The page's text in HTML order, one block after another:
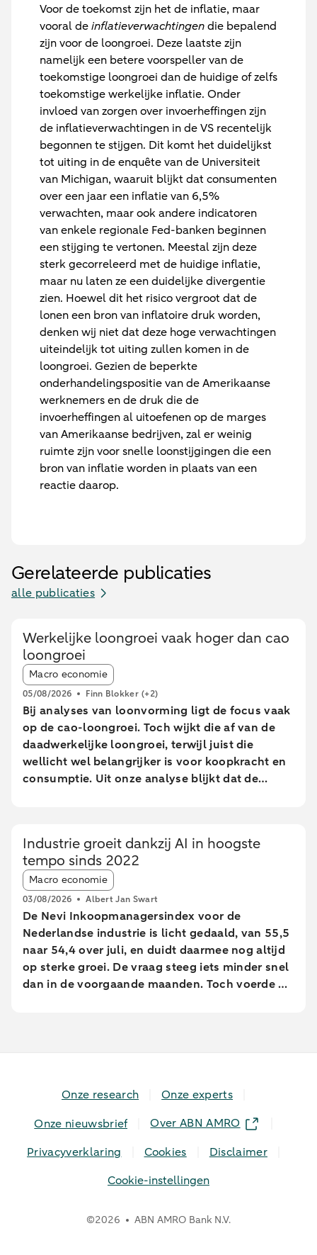
Voor de toekomst zijn het de inflatie, maar
vooral deinflatieverwachtingendie bepalend
zijn voor de loongroei. Deze laatste zijn
namelijk een betere voorspeller van de
toekomstige loongroei dan de huidige of zelfs
toekomstige werkelijke inflatie. Onder
invloed van zorgen over invoerheffingen zijn
de inflatieverwachtingen in de VS recentelijk
begonnen te stijgen. Dit komt het duidelijkst
tot uiting in de enquête van de Universiteit
van Michigan, waaruit blijkt dat consumenten
over een jaar een inflatie van 6,5%
verwachten, maar ook andere indicatoren
van enkele regionale Fed-banken beginnen
een stijging te vertonen. Meestal zijn deze
sterk gecorreleerd met de huidige inflatie,
maar nu laten ze een duidelijke divergentie
zien. Hoewel dit het risico vergroot dat de
lonen een bron van inflatoire druk worden,
denken wij niet dat deze hoge verwachtingen
uiteindelijk tot uiting zullen komen in de
loongroei. Gezien de beperkte
onderhandelingspositie van de Amerikaanse
werknemers en de druk die de
invoerheffingen al uitoefenen op de marges
van Amerikaanse bedrijven, zal er weinig
ruimte zijn voor snelle loonstijgingen die een
bron van inflatie worden in plaats van een
reactie daarop.
Gerelateerde publicaties
alle publicaties
Werkelijke loongroei vaak hoger dan cao
loongroei
Article tags:
Macro economie
05/08/2026 Finn Blokker (+2)
Bij analyses van loonvorming ligt de focus vaak
op de cao-loongroei. Toch wijkt die af van de
daadwerkelijke loongroei, terwijl juist die
wellicht wel belangrijker is voor koopkracht en
consumptie. Uit onze analyse blijkt dat de
blijkt uit een analyse van geanonimiseerde en
geaggregeerde transactiegegevens.
Industrie groeit dankzij AI in hoogste
tempo sinds 2022
Article tags:
Macro economie
03/08/2026 Albert Jan Swart
De Nevi Inkoopmanagersindex voor de
Nederlandse industrie is licht gedaald, van 55,5
naar 54,4 over juli, en duidt daarmee nog altijd
op sterke groei. De vraag steeg iets minder snel
dan in de voorgaande maanden. Toch voerde de
Onze research
Onze experts
Onze nieuwsbrief
Over ABN AMRO
Privacyverklaring
Cookies
Disclaimer
Cookie-instellingen
©2026 ABN AMRO Bank N.V.